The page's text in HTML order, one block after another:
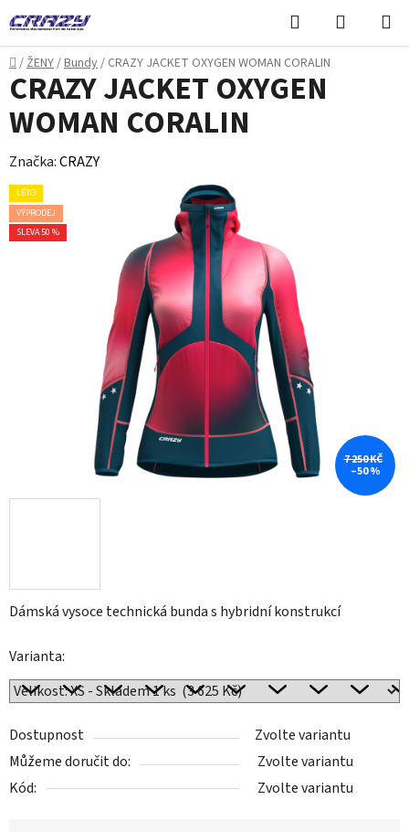
na
obsah
Hledat
KOŠÍK
Domů
/ŽENY/Bundy/ CRAZY JACKET OXYGEN WOMAN CORALIN
Dámská vysoce technická bunda s hybridní konstrukcí
Varianta:
Dostupnost
Zvolte variantu
Můžeme doručit do:
Zvolte variantu
Kód:
Zvolte variantu
CRAZY JACKET OXYGEN
WOMAN CORALIN
Značka:CRAZY
LÉTO
VÝPRODEJ
SLEVA 50 %
7 250 KČ
–50 %